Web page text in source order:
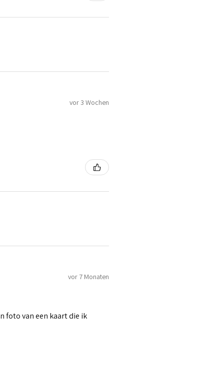
vor 3 Wochen
vor 7 Monaten
foto van een kaart die ik